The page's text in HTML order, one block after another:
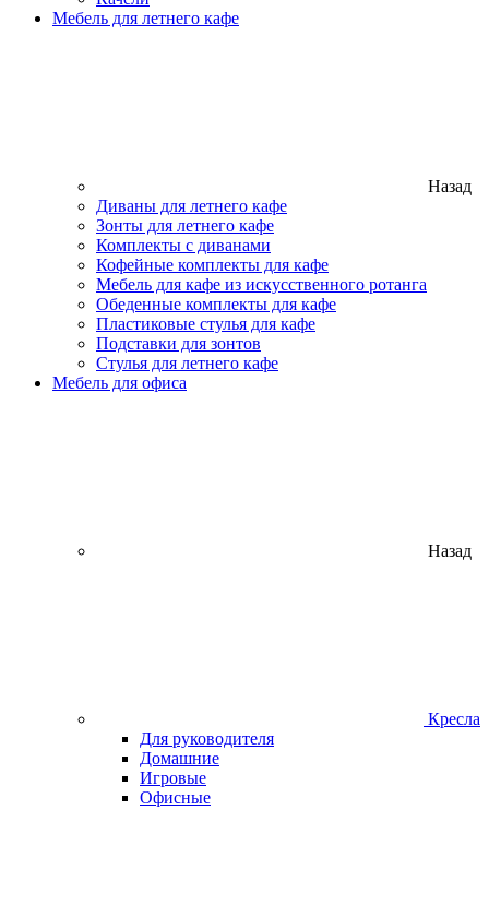
Мебель для летнего кафе
Назад
Диваны для летнего кафе
Зонты для летнего кафе
Комплекты с диванами
Кофейные комплекты для кафе
Мебель для кафе из искусственного ротанга
Обеденные комплекты для кафе
Пластиковые стулья для кафе
Подставки для зонтов
Стулья для летнего кафе
Мебель для офиса
Назад
Кресла
Для руководителя
Домашние
Игровые
Офисные